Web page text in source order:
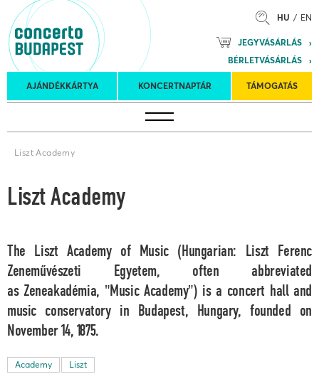
HU EN
JEGYVÁSÁRLÁS
BÉRLETVÁSÁRLÁS
AJÁNDÉKKÁRTYA KONCERTNAPTÁR TÁMOGATÁS
Koncertnaptár
turnék
Kulturális
Program
Felkéréses
koncertek
Liszt Academy
Liszt Academy
The Liszt Academy of Music (Hungarian: Liszt Ferenc
Zeneművészeti Egyetem, often abbreviated
as Zeneakadémia, "Music Academy") is a concert hall and
music conservatory in Budapest, Hungary, founded on
November 14, 1875.
Academy Liszt